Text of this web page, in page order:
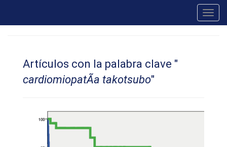
Artículos con la palabra clave "
cardiomiopatÃ­a takotsubo"